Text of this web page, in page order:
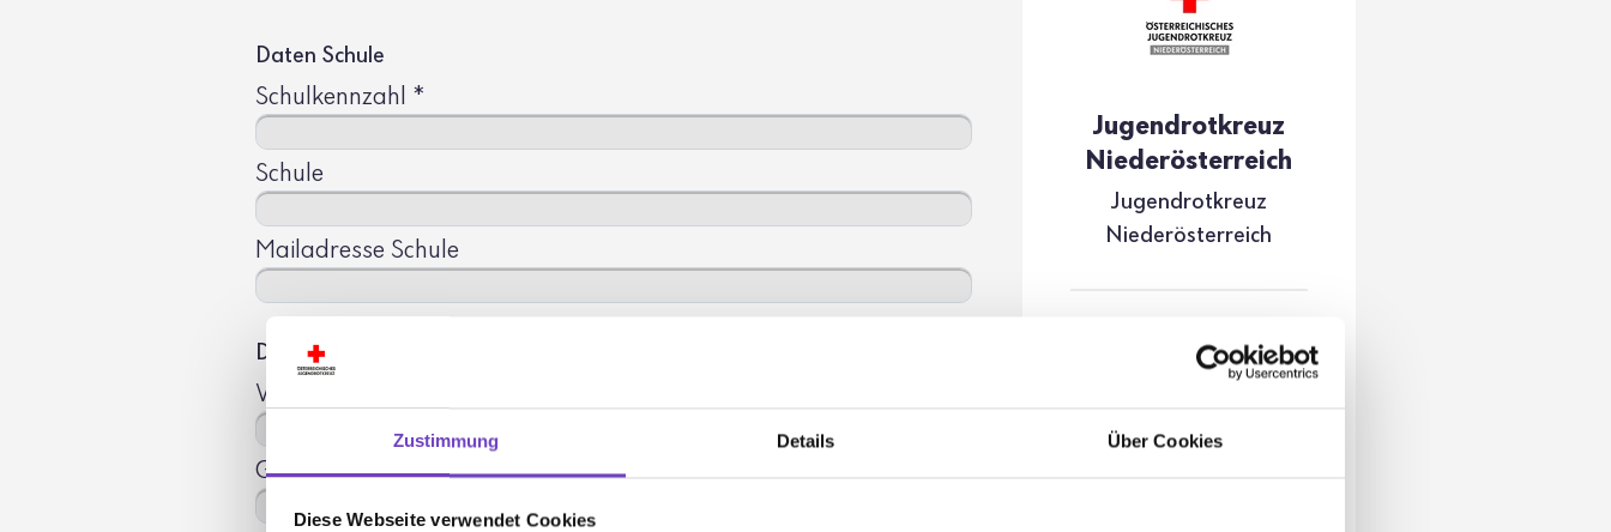
Zustimmung Details Über Cookies
Diese Webseite verwendet Cookies
Daten Schule
Schulkennzahl *
Schule
Mailadresse Schule
Daten Schulreferent:in
Vor- und Zuname
Geburtsdatum
Jugend­rot­kreuz
Nieder­ös­ter­reich
Jugend­rot­kreuz
Nieder­ös­ter­reich
Jugendrotkreuz
Niederösterreich
Franz-Zant-Allee 3-5
3430 Tulln